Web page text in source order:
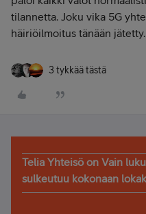
tilannetta. Joku vika 5G
häiriöilmoitus tänään jätetty.
3 tykkää tästä
Telia Yhteisö on Vain
sulkeutuu kokonaan